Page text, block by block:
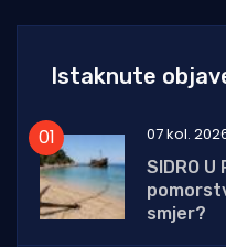
Istaknute
07 kol.
SIDRO
smjer?